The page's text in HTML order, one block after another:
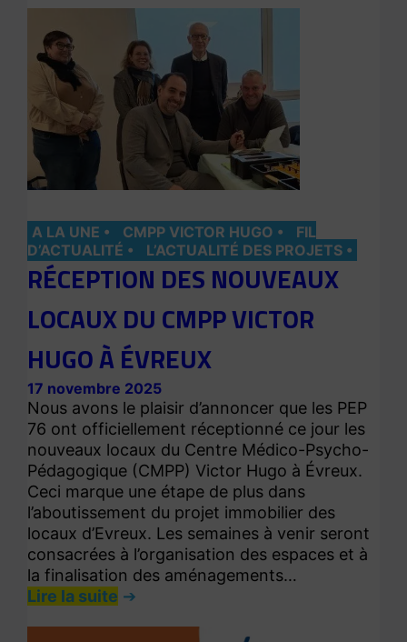
A LA UNE CMPP VICTOR HUGO
FIL
D’ACTUALITÉ
L’ACTUALITÉ DES PROJETS
RÉCEPTION DES NOUVEAUX
LOCAUX DU CMPP VICTOR
HUGO À ÉVREUX
17 novembre 2025
Nous avons le plaisir d’annoncer que les PEP
76 ont officiellement réceptionné ce jour les
nouveaux locaux du Centre Médico-Psycho-
Pédagogique (CMPP) Victor Hugo à Évreux.
Ceci marque une étape de plus dans
l’aboutissement du projet immobilier des
locaux d’Evreux. Les semaines à venir seront
consacrées à l’organisation des espaces et à
la finalisation des aménagements…
Lire la suite